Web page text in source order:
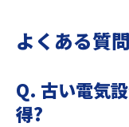
よくある質
Q. 古い電気
得?